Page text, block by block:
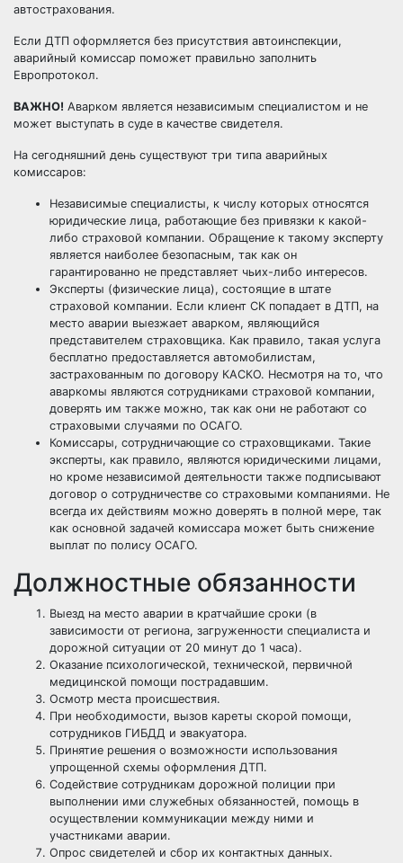
автострахования.
Если ДТП оформляется без присутствия автоинспекции,
аварийный комиссар поможет правильно заполнить
Европротокол.
ВАЖНО! Аварком является независимым специалистом и не
может выступать в суде в качестве свидетеля.
На сегодняшний день существуют три типа аварийных
комиссаров:
Независимые специалисты, к числу которых относятся
юридические лица, работающие без привязки к какой-
либо страховой компании. Обращение к такому эксперту
является наиболее безопасным, так как он
гарантированно не представляет чьих-либо интересов.
Эксперты (физические лица), состоящие в штате
страховой компании. Если клиент СК попадает в ДТП, на
место аварии выезжает аварком, являющийся
представителем страховщика. Как правило, такая услуга
бесплатно предоставляется автомобилистам,
застрахованным по договору КАСКО. Несмотря на то, что
аваркомы являются сотрудниками страховой компании,
доверять им также можно, так как они не работают со
страховыми случаями по ОСАГО.
Комиссары, сотрудничающие со страховщиками. Такие
эксперты, как правило, являются юридическими лицами,
но кроме независимой деятельности также подписывают
договор о сотрудничестве со страховыми компаниями. Не
всегда их действиям можно доверять в полной мере, так
как основной задачей комиссара может быть снижение
выплат по полису ОСАГО.
Должностные обязанности
Выезд на место аварии в кратчайшие сроки (в
зависимости от региона, загруженности специалиста и
дорожной ситуации от 20 минут до 1 часа).
Оказание психологической, технической, первичной
медицинской помощи пострадавшим.
Осмотр места происшествия.
При необходимости, вызов кареты скорой помощи,
сотрудников ГИБДД и эвакуатора.
Принятие решения о возможности использования
упрощенной схемы оформления ДТП.
Содействие сотрудникам дорожной полиции при
выполнении ими служебных обязанностей, помощь в
осуществлении коммуникации между ними и
участниками аварии.
Опрос свидетелей и сбор их контактных данных.